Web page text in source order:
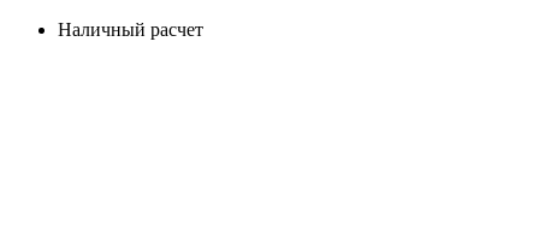
Наличный расчет